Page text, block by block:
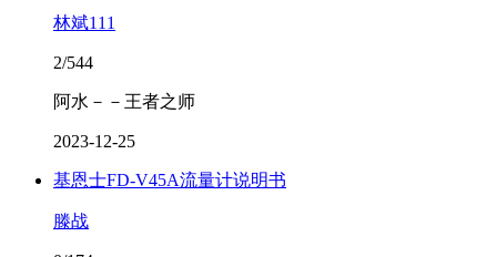
林斌111
2/544
阿水－－王者之师
2023-12-25
基恩士FD-V45A流量计说明书
滕战